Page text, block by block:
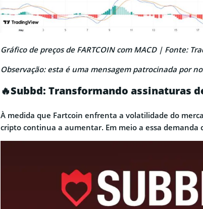
Gráfico de preços de FARTCOIN com MACD | Fonte:
Observação: esta é uma mensagem patrocinada por
🔥Subbd: Transformando assinaturas
À medida que Fartcoin enfrenta a volatilidade do
cripto continua a aumentar. Em meio a essa demanda